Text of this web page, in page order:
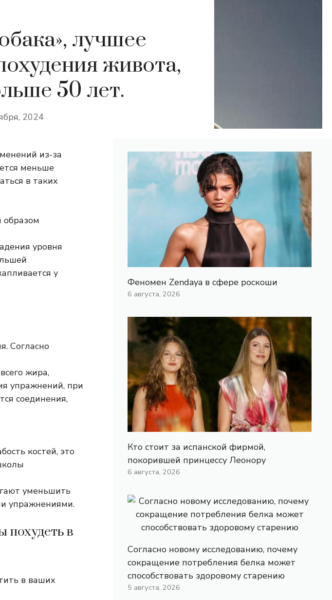
лучшее
живота,
50 лет.
2024
из-за
меньше
в таких
образом
уровня
у
Согласно
жира,
упражнений, при
соединения,
костей, это
уменьшить
упражнениями.
похудеть в
в ваших
Феномен Zendaya в сфере роскоши
6 августа, 2026
Кто стоит за испанской фирмой,
покорившей принцессу Леонору
6 августа, 2026
Согласно новому исследованию, почему
сокращение потребления белка может
способствовать здоровому старению
5 августа, 2026